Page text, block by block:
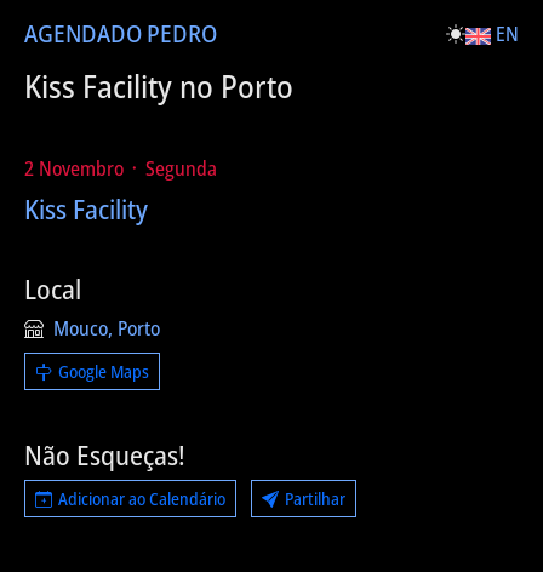
AGENDADO PEDRO EN
Kiss Facility no Porto
2 Novembro ᛫ Segunda
Kiss Facility
Local
Mouco, Porto
Google Maps
Não Esqueças!
Adicionar ao Calendário Partilhar